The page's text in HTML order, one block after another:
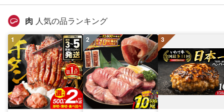
肉 人気の品ランキング
1 2 3